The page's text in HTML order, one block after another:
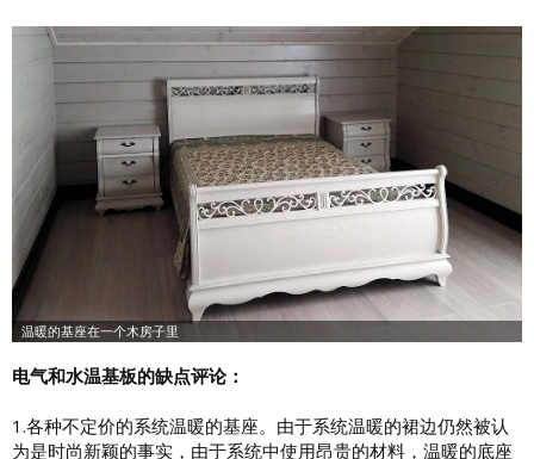
电气和水温基板的缺点评论：
1.各种不定价的系统温暖的基座。由于系统温暖的裙边仍然被认
为是时尚新颖的事实，由于系统中使用昂贵的材料，温暖的底座